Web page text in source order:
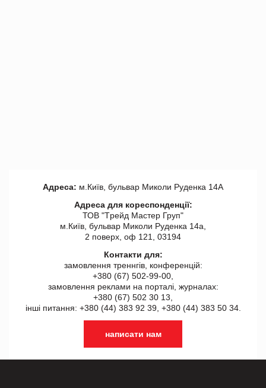
Адреса: м.Київ, бульвар Миколи Руденка 14А
Адреса для кореспонденції:
ТОВ "Tрейд Мастер Груп"
м.Київ, бульвар Миколи Руденка 14а,
2 поверх, оф 121, 03194
Контакти для:
замовлення треннгів, конференцій:
+380 (67) 502-99-00,
замовлення реклами на порталі, журналах:
+380 (67) 502 30 13,
інші питання: +380 (44) 383 92 39, +380 (44) 383 50 34.
написати нам